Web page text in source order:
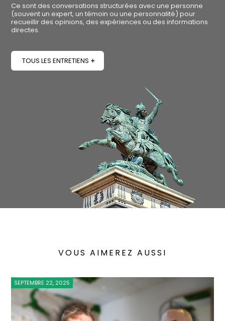
Ce sont des conversations structurées avec une personne
(souvent un expert, un témoin ou une personnalité) pour
recueillir des opinions, des expériences ou des informations
directes.
TOUS LES ENTRETIENS
VOUS AIMEREZ AUSSI
SEPTEMBRE 22, 2025